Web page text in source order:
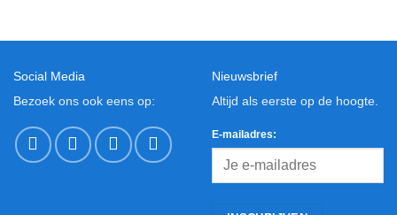
Social Media
Bezoek ons ook eens op:
Nieuwsbrief
Altijd als eerste op de hoogte.
E-mailadres: